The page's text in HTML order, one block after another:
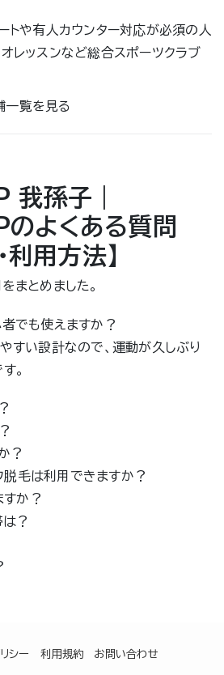
トや有人カウンター対応が必須の人
レッスンなど総合スポーツクラブ
覧を見る
孫子｜
よくある質問
利用方法】
まとめました。
でも使えますか？
すい設計なので、運動が久しぶり
。
？
脱毛は利用できますか？
か？
？
シー 利用規約 お問い合わせ